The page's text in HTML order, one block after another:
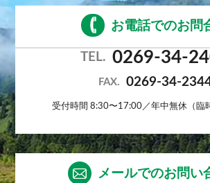
お電話でのお問
TEL. 0269-34-
FAX. 0269-34-
受付時間 8:30〜17:00／年中無休（臨
メールでのお問い